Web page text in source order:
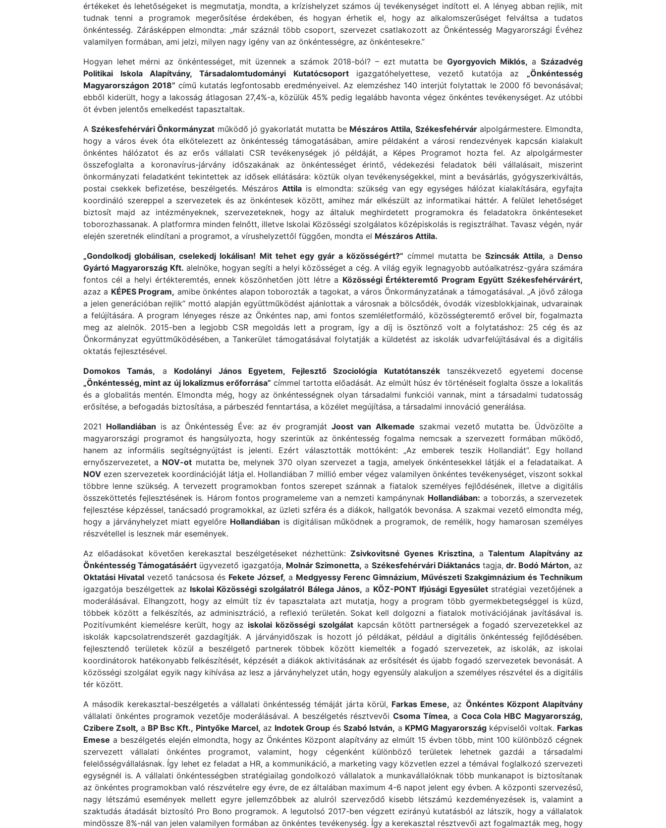
értékeket és lehetőségeket is megmutatja, mondta, a krízishelyzet számos új tevékenységet indított el. A lényeg abban rejlik, mit
tudnak tenni a programok megerősítése érdekében, és hogyan érhetik el, hogy az alkalomszerűséget felváltsa a tudatos
önkéntesség. Zárásképpen elmondta: „már száznál több csoport, szervezet csatlakozott az Önkéntesség Magyarországi Évéhez
valamilyen formában, ami jelzi, milyen nagy igény van az önkéntességre, az önkéntesekre.”
Hogyan lehet mérni az önkéntességet, mit üzennek a számok 2018-ból? – ezt mutatta be Gyorgyovich Miklós, aSzázadvég
Politikai Iskola Alapítvány, Társadalomtudományi Kutatócsoportigazgatóhelyettese, vezető kutatója az „Önkéntesség
Magyarországon 2018” című kutatás legfontosabb eredményeivel. Az elemzéshez 140 interjút folytattak le 2000 fő bevonásával;
ebből kiderült, hogy a lakosság átlagosan 27,4%-a, közülük 45% pedig legalább havonta végez önkéntes tevékenységet. Az utóbbi
öt évben jelentős emelkedést tapasztaltak.
ASzékesfehérvári Önkormányzat működő jó gyakorlatát mutatta be Mészáros Attila, Székesfehérváralpolgármestere. Elmondta,
hogy a város évek óta elkötelezett az önkéntesség támogatásában, amire példaként a városi rendezvények kapcsán kialakult
önkéntes hálózatot és az erős vállalati CSR tevékenységek jó példáját, a Képes Programot hozta fel. Az alpolgármester
összefoglalta a koronavírus-járvány időszakának az önkéntességet érintő, védekezési feladatok béli vállalásait, miszerint
önkormányzati feladatként tekintettek az idősek ellátására: köztük olyan tevékenységekkel, mint a bevásárlás, gyógyszerkiváltás,
postai csekkek befizetése, beszélgetés. MészárosAttila is elmondta: szükség van egy egységes hálózat kialakítására, egyfajta
koordináló szereppel a szervezetek és az önkéntesek között, amihez már elkészült az informatikai háttér. A felület lehetőséget
biztosít majd az intézményeknek, szervezeteknek, hogy az általuk meghirdetett programokra és feladatokra önkénteseket
toborozhassanak. A platformra minden felnőtt, illetve Iskolai Közösségi szolgálatos középiskolás is regisztrálhat. Tavasz végén, nyár
elején szeretnék elindítani a programot, a vírushelyzettől függően, mondta el Mészáros Attila.
„Gondolkodj globálisan, cselekedj lokálisan! Mit tehet egy gyár a közösségért?” címmel mutatta be Szincsák Attila, a Denso
Gyártó Magyarország Kft. alelnöke, hogyan segíti a helyi közösséget a cég. A világ egyik legnagyobb autóalkatrész-gyára számára
fontos cél a helyi értékteremtés, ennek köszönhetően jött létre a Közösségi Értékteremtő Program Együtt Székesfehérvárért,
azaz a KÉPES Program, amibe önkéntes alapon toborozták a tagokat, a város Önkormányzatának a támogatásával. „A jövő záloga
a jelen generációban rejlik” mottó alapján együttműködést ajánlottak a városnak a bölcsődék, óvodák vizesblokkjainak, udvarainak
a felújítására. A program lényeges része az Önkéntes nap, ami fontos szemléletformáló, közösségteremtő erővel bír, fogalmazta
meg az alelnök. 2015-ben a legjobb CSR megoldás lett a program, így a díj is ösztönző volt a folytatáshoz: 25 cég és az
Önkormányzat együttműködésében, a Tankerület támogatásával folytatják a küldetést az iskolák udvarfelújításával és a digitális
oktatás fejlesztésével.
Domokos Tamás, a Kodolányi János Egyetem, Fejlesztő Szociológia Kutatótanszéktanszékvezető egyetemi docense
„Önkéntesség, mint az új lokalizmus erőforrása” címmel tartotta előadását. Az elmúlt húsz év történéseit foglalta össze a lokalitás
és a globalitás mentén. Elmondta még, hogy az önkéntességnek olyan társadalmi funkciói vannak, mint a társadalmi tudatosság
erősítése, a befogadás biztosítása, a párbeszéd fenntartása, a közélet megújítása, a társadalmi innováció generálása.
2021 Hollandiában is az Önkéntesség Éve: az év programjátJoost van Alkemade szakmai vezető mutatta be. Üdvözölte a
magyarországi programot és hangsúlyozta, hogy szerintük az önkéntesség fogalma nemcsak a szervezett formában működő,
hanem az informális segítségnyújtást is jelenti. Ezért választották mottóként: „Az emberek teszik Hollandiát”. Egy holland
ernyőszervezetet, a NOV-ot mutatta be, melynek 370 olyan szervezet a tagja, amelyek önkéntesekkel látják el a feladataikat. A
NOV ezen szervezetek koordinációját látja el. Hollandiában 7 millió ember végez valamilyen önkéntes tevékenységet, viszont sokkal
többre lenne szükség. A tervezett programokban fontos szerepet szánnak a fiatalok személyes fejlődésének, illetve a digitális
összeköttetés fejlesztésének is. Három fontos programeleme van a nemzeti kampánynak Hollandiában: a toborzás, a szervezetek
fejlesztése képzéssel, tanácsadó programokkal, az üzleti szféra és a diákok, hallgatók bevonása. A szakmai vezető elmondta még,
hogy a járványhelyzet miatt egyelőre Hollandiában is digitálisan működnek a programok, de remélik, hogy hamarosan személyes
részvétellel is lesznek már események.
Az előadásokat követően kerekasztal beszélgetéseket nézhettünk: Zsivkovitsné Gyenes Krisztina, aTalentum Alapítvány az
Önkéntesség Támogatásáért ügyvezető igazgatója, Molnár Szimonetta, a Székesfehérvári Diáktanácstagja,dr. Bodó Márton, az
Oktatási Hivatal vezető tanácsosa és Fekete József, a Medgyessy Ferenc Gimnázium, Művészeti Szakgimnázium és Technikum
igazgatója beszélgettek az Iskolai Közösségi szolgálatról Bálega János, a KÖZ-PONT Ifjúsági Egyesület stratégiai vezetőjének a
moderálásával. Elhangzott, hogy az elmúlt tíz év tapasztalata azt mutatja, hogy a program több gyermekbetegséggel is küzd,
többek között a felkészítés, az adminisztráció, a reflexió területén. Sokat kell dolgozni a fiatalok motivációjának javításával is.
Pozitívumként kiemelésre került, hogy az iskolai közösségi szolgálat kapcsán kötött partnerségek a fogadó szervezetekkel az
iskolák kapcsolatrendszerét gazdagítják. A járványidőszak is hozott jó példákat, például a digitális önkéntesség fejlődésében.
fejlesztendő területek közül a beszélgető partnerek többek között kiemelték a fogadó szervezetek, az iskolák, az iskolai
koordinátorok hatékonyabb felkészítését, képzését a diákok aktivitásának az erősítését és újabb fogadó szervezetek bevonását. A
közösségi szolgálat egyik nagy kihívása az lesz a járványhelyzet után, hogy egyensúly alakuljon a személyes részvétel és a digitális
tér között.
A második kerekasztal-beszélgetés a vállalati önkéntesség témáját járta körül, Farkas Emese, az Önkéntes Központ Alapítvány
vállalati önkéntes programok vezetője moderálásával. A beszélgetés résztvevőiCsoma Tímea, a Coca Cola HBC Magyarország,
Czibere Zsolt, a BP Bsc Kft., Pintyőke Marcel, az Indotek Group ésSzabó István, a KPMG Magyarországképviselői voltak. Farkas
Emese a beszélgetés elején elmondta, hogy az Önkéntes Központ alapítvány az elmúlt 15 évben több, mint 100 különböző cégnek
szervezett vállalati önkéntes programot, valamint, hogy cégenként különböző területek lehetnek gazdái a társadalmi
felelősségvállalásnak. Így lehet ez feladat a HR, a kommunikáció, a marketing vagy közvetlen ezzel a témával foglalkozó szervezeti
egységnél is. A vállalati önkéntességben stratégiailag gondolkozó vállalatok a munkavállalóknak több munkanapot is biztosítanak
az önkéntes programokban való részvételre egy évre, de ez általában maximum 4-6 napot jelent egy évben. A központi szervezésű,
nagy létszámú események mellett egyre jellemzőbbek az alulról szerveződő kisebb létszámú kezdeményezések is, valamint a
szaktudás átadását biztosító Pro Bono programok. A legutolsó 2017-ben végzett ezirányú kutatásból az látszik, hogy a vállalatok
mindössze 8%-nál van jelen valamilyen formában az önkéntes tevékenység. Így a kerekasztal résztvevői azt fogalmazták meg, hogy